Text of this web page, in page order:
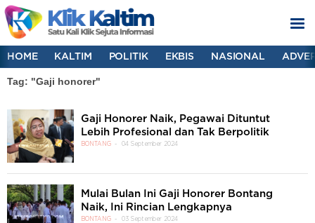
HOME KALTIM POLITIK EKBIS NASIONAL
Tag: "Gaji honorer"
Gaji Honorer Naik, Pegawai Dituntut
Lebih Profesional dan Tak Berpolitik
BONTANG 04 September 2024
Mulai Bulan Ini Gaji Honorer Bontang
Naik, Ini Rincian Lengkapnya
BONTANG 03 September 2024